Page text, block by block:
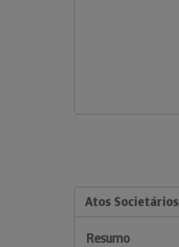
Atos Societários
Resumo